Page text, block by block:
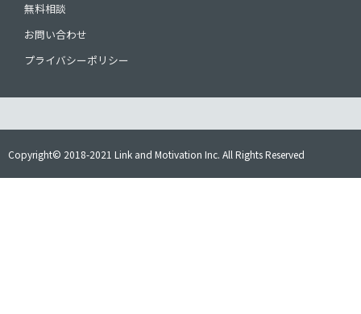
無料相談
お問い合わせ
プライバシーポリシー
Copyright© 2018-2021 Link and Motivation Inc. All Rights Reserved